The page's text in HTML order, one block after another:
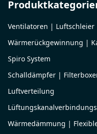
Ventilatoren |
Wärmerückgewinnung |
Spiro System
Schalldämpfer |
Luftverteilung
Wärmedämmung |